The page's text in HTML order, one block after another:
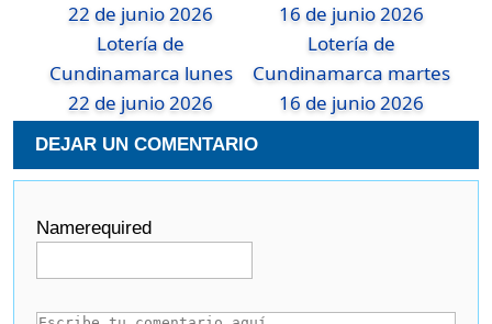
Lotería de
Cundinamarca lunes
22 de junio 2026
Lotería de
Cundinamarca martes
16 de junio 2026
DEJAR UN COMENTARIO
Namerequired